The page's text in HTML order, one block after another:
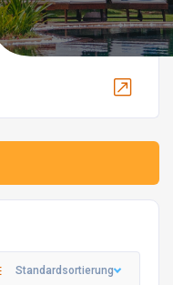
Standardsortierung